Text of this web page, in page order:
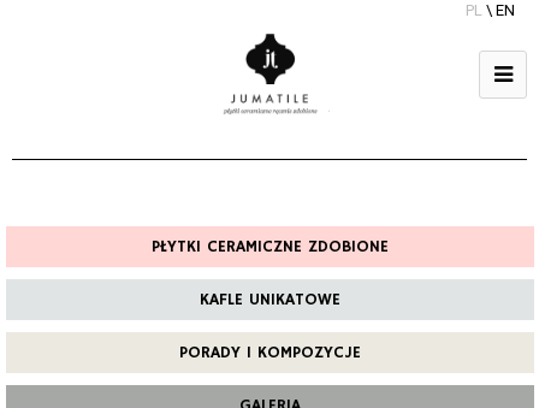
PL \ EN
PŁYTKI CERAMICZNE ZDOBIONE
KAFLE UNIKATOWE
PORADY I KOMPOZYCJE